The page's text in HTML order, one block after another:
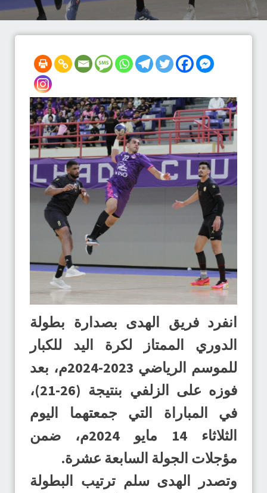
انفرد فريق الهدى بصدارة بطولة
الدوري الممتاز لكرة اليد للكبار
للموسم الرياضي 2023-2024م، بعد
فوزه على الزلفي بنتيجة (26-21)،
في المباراة التي جمعتهما اليوم
الثلاثاء 14 مايو 2024م، ضمن
مؤجلات الجولة السابعة عشرة.
وتصدر الهدى سلم ترتيب البطولة